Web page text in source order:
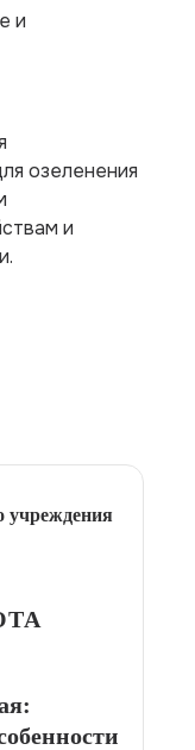
и
озеленения
и
учреждения